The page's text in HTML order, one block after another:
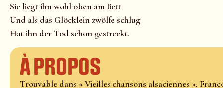
Sie liegt ihn wohl oben am Bett
Und als das Glöcklein zwölfe schlug
Hat ihn der Tod schon gestreckt.
À propos
Trouvable dans « Vieilles chansons alsaciennes »,